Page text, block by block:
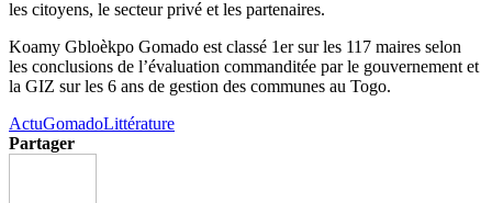
les citoyens, le secteur privé et les partenaires.
Koamy Gbloèkpo Gomado est classé 1er sur les 117 maires selon
les conclusions de l’évaluation commanditée par le gouvernement et
la GIZ sur les 6 ans de gestion des communes au Togo.
ActuGomadoLittérature
Partager